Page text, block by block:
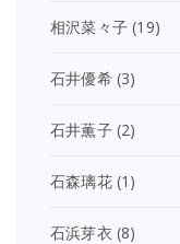
相沢菜々子 (19)
石井優希(3)
石井薫子(2)
石森璃花(1)
石浜芽衣 (8)